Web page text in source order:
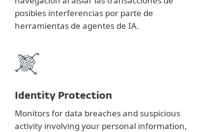
posibles interferencias por parte de
herramientas de agentes de IA.
Identity Protection
Monitors for data breaches and suspicious
activity involving your personal information,